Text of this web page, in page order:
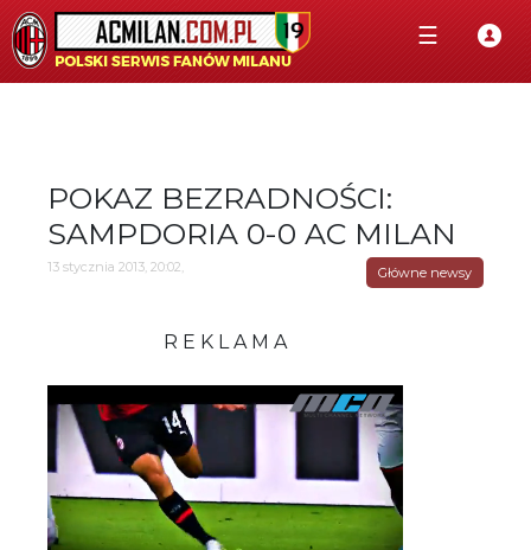
☰
POKAZ BEZRADNOŚCI:
SAMPDORIA 0-0 AC MILAN
13 stycznia 2013, 20:02, Główne newsy
R E K L A M A